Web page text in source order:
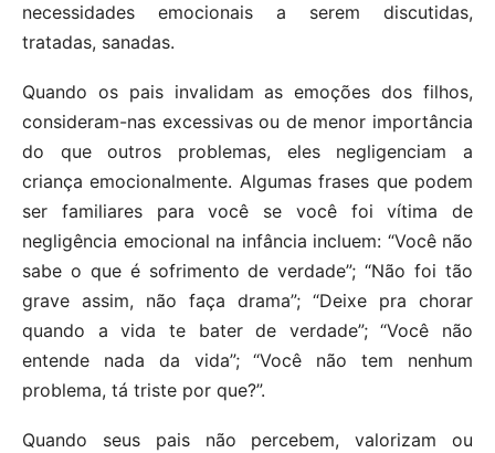
necessidades emocionais a serem discutidas,
tratadas, sanadas.
Quando os pais invalidam as emoções dos filhos,
consideram-nas excessivas ou de menor importância
do que outros problemas, eles negligenciam a
criança emocionalmente. Algumas frases que podem
ser familiares para você se você foi vítima de
negligência emocional na infância incluem: “Você não
sabe o que é sofrimento de verdade”; “Não foi tão
grave assim, não faça drama”; “Deixe pra chorar
quando a vida te bater de verdade”; “Você não
entende nada da vida”; “Você não tem nenhum
problema, tá triste por que?”.
Quando seus pais não percebem, valorizam ou